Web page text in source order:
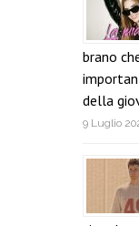
brano
della
9 Luglio